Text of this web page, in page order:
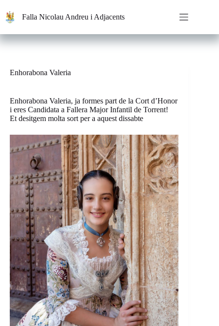
contenido
Falla Nicolau Andreu i Adjacents
Enhorabona Valeria
Enhorabona Valeria, ja formes part de la Cort d’Honor
i eres Candidata a Fallera Major Infantil de Torrent!
Et desitgem molta sort per a aquest dissabte